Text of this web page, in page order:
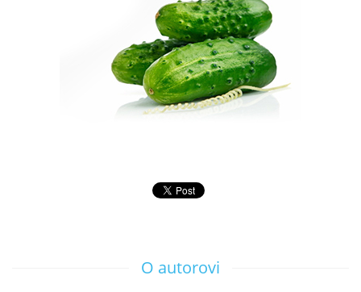
O autorovi